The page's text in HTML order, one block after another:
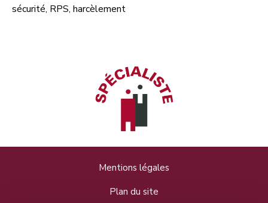
sécurité, RPS, harcèlement
Mentions légales
Plan du site